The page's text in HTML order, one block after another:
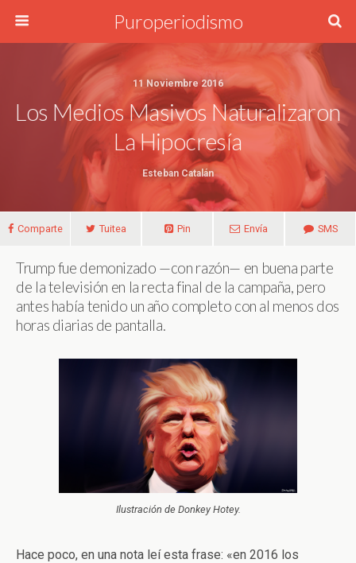
Puroperiodismo
11 Noviembre 2016
Los Medios Masivos Naturalizaron
La Hipocresía
Esteban Catalán
Comparte Tuitea Pin Envía SMS
Trump fue demonizado —con razón— en buena parte
de la televisión en la recta final de la campaña, pero
antes había tenido un año completo con al menos dos
horas diarias de pantalla.
Ilustración de Donkey Hotey.
Hace poco, en una nota leí esta frase: «en 2016 los